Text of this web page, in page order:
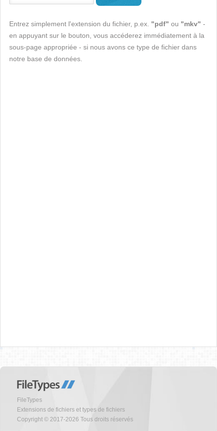
Entrez simplement l'extension du fichier, p.ex. "pdf" ou "mkv" -
en appuyant sur le bouton, vous accéderez immédiatement à la
sous-page appropriée - si nous avons ce type de fichier dans
notre base de données.
FileTypes
Extensions de fichiers et types de fichiers
Copyright © 2017-2026 Tous droits réservés